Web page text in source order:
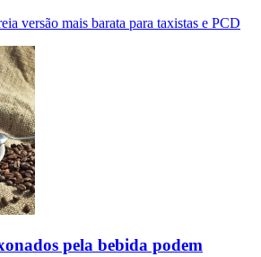
versão mais barata para taxistas e PCD
pela bebida podem